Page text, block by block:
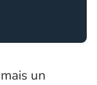
un